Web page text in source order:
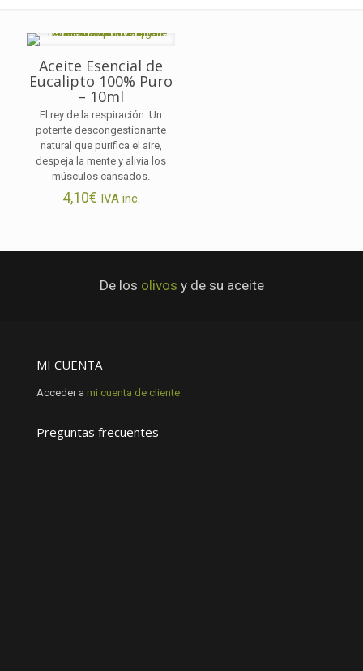
Aceite Esencial de
Eucalipto 100% Puro
– 10ml
El rey de la respiración. Un
potente descongestionante
natural que purifica el aire,
despeja la mente y alivia los
músculos cansados.
4,10€ IVA inc.
De los olivos y de su aceite
MI CUENTA
Acceder a mi cuenta de cliente
Preguntas frecuentes